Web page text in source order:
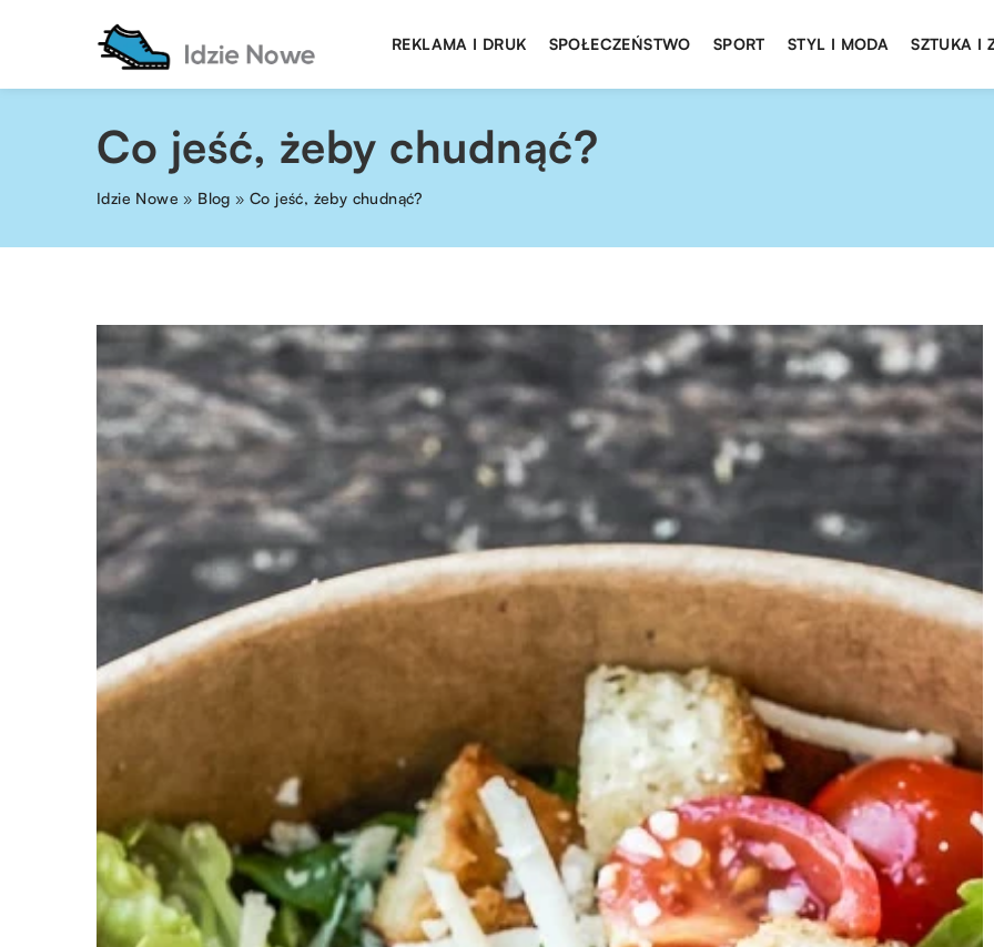
REKLAMA I DRUK SPOŁECZEŃSTWO SPORT STYL I MODA SZTUKA I
Co jeść, żeby chudnąć?
Idzie Nowe » Blog »Co jeść, żeby chudnąć?